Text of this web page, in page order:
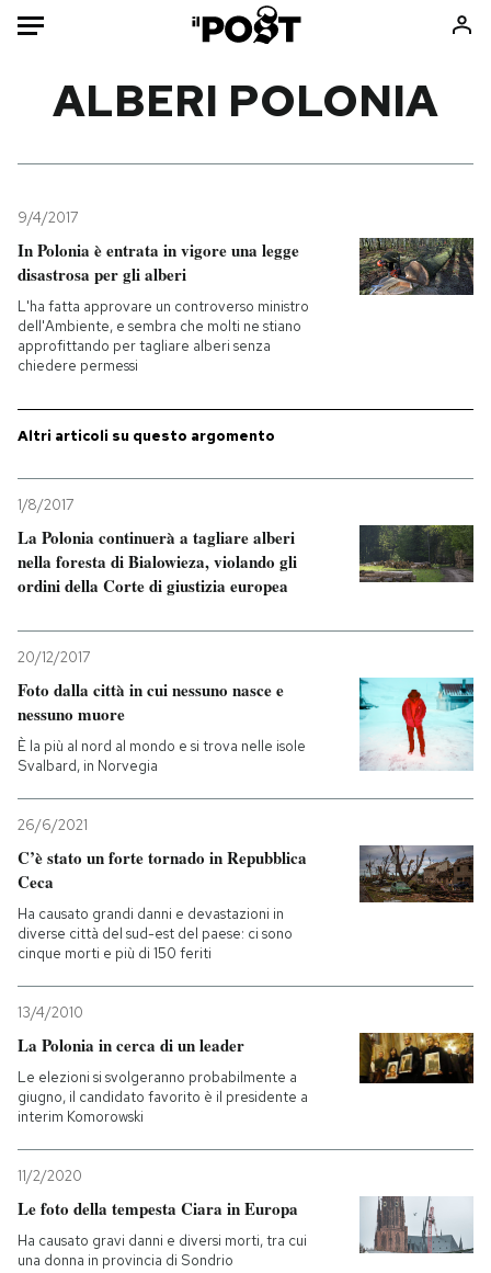
Mondo
Politica
Tecnologia
Internet
Scienza
Cultura
Economia
Sport
Consumismi
Ok Boomer!
Altrecose
PODCAST
I MIEI PREFERITI
SHOP
CALENDARIO
AREA PERSONALE
Entra
ALBERI POLONIA
9/4/2017
In Polonia è entrata in vigore una legge
disastrosa per gli alberi
L'ha fatta approvare un controverso ministro
dell'Ambiente, e sembra che molti ne stiano
approfittando per tagliare alberi senza
chiedere permessi
Altri articoli su questo argomento
1/8/2017
La Polonia continuerà a tagliare alberi
nella foresta di Bialowieza, violando gli
ordini della Corte di giustizia europea
20/12/2017
Foto dalla città in cui nessuno nasce e
nessuno muore
È la più al nord al mondo e si trova nelle isole
Svalbard, in Norvegia
26/6/2021
C’è stato un forte tornado in Repubblica
Ceca
Ha causato grandi danni e devastazioni in
diverse città del sud-est del paese: ci sono
cinque morti e più di 150 feriti
13/4/2010
La Polonia in cerca di un leader
Le elezioni si svolgeranno probabilmente a
giugno, il candidato favorito è il presidente a
interim Komorowski
11/2/2020
Le foto della tempesta Ciara in Europa
Ha causato gravi danni e diversi morti, tra cui
una donna in provincia di Sondrio